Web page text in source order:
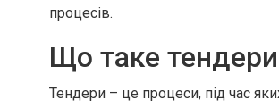
процесів.
Що таке
Тендери – це процеси, під час